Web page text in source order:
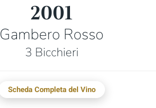
2001
Gambero Rosso
3 Bicchieri
Scheda Completa del Vino